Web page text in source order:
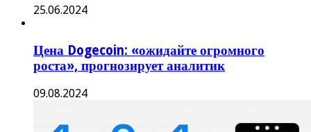
25.06.2024
Цена Dogecoin: «ожидайте огромного
роста», прогнозирует аналитик
09.08.2024